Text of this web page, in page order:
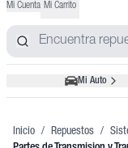
Mi Cuenta Mi Carrito
Mi Auto
Inicio / Repuestos /